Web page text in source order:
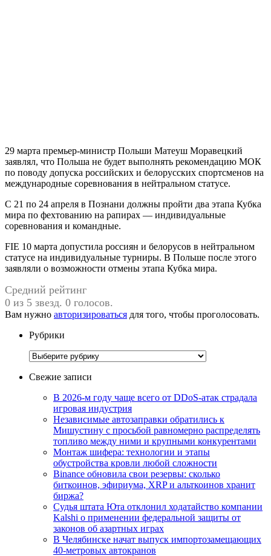
29 марта премьер-министр Польши Матеуш Моравецкий
заявлял, что Польша не будет выполнять рекомендацию МОК
по поводу допуска российских и белорусских спортсменов на
международные соревнования в нейтральном статусе.
C 21 по 24 апреля в Познани должны пройти два этапа Кубка
мира по фехтованию на рапирах — индивидуальные
соревнования и командные.
FIE 10 марта допустила россиян и белорусов в нейтральном
статусе на индивидуальные турниры. В Польше после этого
заявляли о возможности отмены этапа Кубка мира.
Средний рейтинг
0 из 5 звезд. 0 голосов.
Вам нужно авторизироваться для того, чтобы проголосовать.
Рубрики
Рубрики
Свежие записи
В 2026-м году чаще всего от DDoS-атак страдала
игровая индустрия
Независимые автозаправки обратились к
Мишустину с просьбой равномерно распределять
топливо между ними и крупными конкурентами
Монтаж шифера: технологии и этапы
обустройства кровли любой сложности
Binance обновила свои резервы: сколько
биткоинов, эфириума, XRP и альткоинов хранит
биржа?
Судья штата Юта отклонил ходатайство компании
Kalshi о применении федеральной защиты от
законов об азартных играх
В Челябинске начат выпуск импортозамещающих
40-метровых автокранов